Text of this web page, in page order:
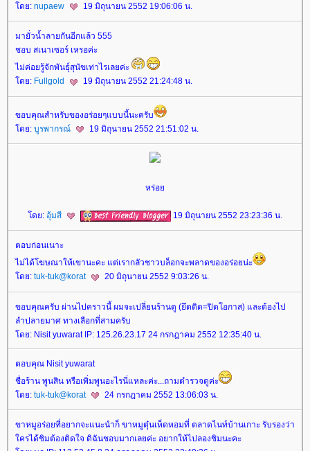
ดย: nupaew 19 มิถุนายน 2552 19:06:06 น.
มายั่วน้ำลายกันอีกแล้ว 555
ชอบ สเนาเซอร์ เหรอค่ะ
ไม่ค่อยรู้จักพันธุ์สุนัขเท่าไรเลยค่ะ
ดย: Fullgold 19 มิถุนายน 2552 21:24:48 น.
ขอบคุณสำหรับของอร่อยๆแบบนี้นะครับ
ดย: บูรพากรณ์ 19 มิถุนายน 2552 21:51:02 น.
หร่อ
ดย: อุ้มสี 19 มิถุนายน 2552 23:23:36 น.
ตอบก่อนเนาะ
ไม่ได้โฆษณาให้เขานะคะ แต่เรากลัวชาวบล็อกจะพลาดของอร่อยน่ะ
ดย: tuk-tuk@korat 20 มิถุนายน 2552 9:03:26 น.
ขอบคุณครับ ผ่านไปคราวนี้ ผมจะเปลี่ยนร้านดู (ยึดติด=ปิดโอกาส) และต้องไป
ลำปลายมาศ ทางเลือกที่สามครับ
ดย: Nisit yuwarat IP: 125.26.23.17 24 กรกฎาคม 2552 12:35:40 น.
ตอบคุณ Nisit yuwarat
ชื่อร้าน พูนสิน หรือเพิ่มพูนอะไรนี่แหละค่ะ...ถามตำรวจดูค่ะ
ดย: tuk-tuk@korat 24 กรกฎาคม 2552 13:06:03 น.
ขาหมูอร่อยที่อยากจะแนะนำก็ ขาหมูตุ๋นเห็ดหอมที่ ตลาดไนท์บ้านเกาะ รับรองว่า
ครได้ชิมต้องติดใจ ดิฉันชอบมากเลยค่ะ อยากให้ไปลองชิมนะคะ